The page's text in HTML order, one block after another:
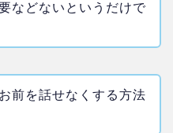
などないというだけで
前を話せなくする方法